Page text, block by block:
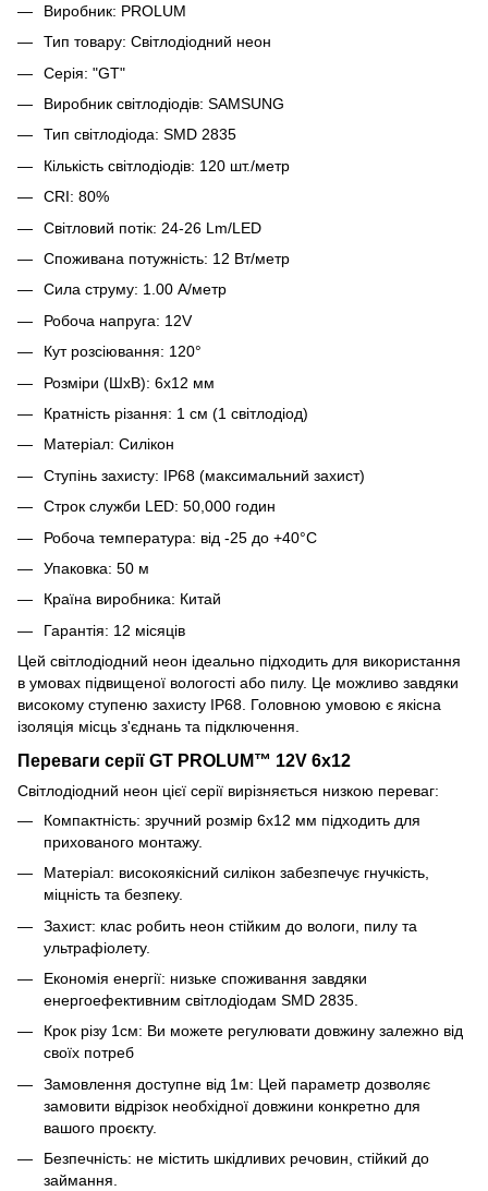
Виробник: PROLUM
Тип товару: Світлодіодний неон
Серія: "GT"
Виробник світлодіодів: SAMSUNG
Тип світлодіода: SMD 2835
Кількість світлодіодів: 120 шт./метр
CRI: 80%
Світловий потік: 24-26 Lm/LED
Споживана потужність: 12 Вт/метр
Сила струму: 1.00 A/метр
Робоча напруга: 12V
Кут розсіювання: 120°
Розміри (ШхВ): 6х12 мм
Кратність різання: 1 см (1 світлодіод)
Матеріал: Силікон
Ступінь захисту: IP68 (максимальний захист)
Строк служби LED: 50,000 годин
Робоча температура: від -25 до +40°С
Упаковка: 50 м
Країна виробника: Китай
Гарантія: 12 місяців
Цей світлодіодний неон ідеально підходить для використання
в умовах підвищеної вологості або пилу. Це можливо завдяки
високому ступеню захисту IP68. Головною умовою є якісна
ізоляція місць з'єднань та підключення.
Переваги серії GT PROLUM™ 12V 6x12
Світлодіодний неон цієї серії вирізняється низкою переваг:
Компактність: зручний розмір 6x12 мм підходить для
прихованого монтажу.
Матеріал: високоякісний силікон забезпечує гнучкість,
міцність та безпеку.
Захист: клас робить неон стійким до вологи, пилу та
ультрафіолету.
Економія енергії: низьке споживання завдяки
енергоефективним світлодіодам SMD 2835.
Крок різу 1см: Ви можете регулювати довжину залежно від
своїх потреб
Замовлення доступне від 1м: Цей параметр дозволяє
замовити відрізок необхідної довжини конкретно для
вашого проєкту.
Безпечність: не містить шкідливих речовин, стійкий до
займання.